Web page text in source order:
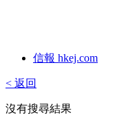
信報 hkej.com
< 返回
沒有搜尋結果